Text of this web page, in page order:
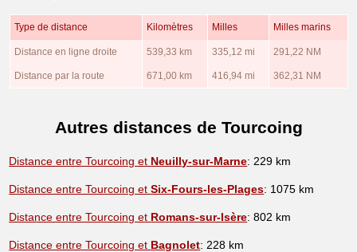
Type de distance Kilomètres Milles Milles marins
Distance en ligne droite 539,33 km 335,12 mi 291,22 NM
Distance par la route 671,00 km 416,94 mi 362,31 NM
Autres distances de Tourcoing
Distance entre Tourcoing et Neuilly-sur-Marne: 229 km
Distance entre Tourcoing etSix-Fours-les-Plages: 1075 km
Distance entre Tourcoing et Romans-sur-Isère: 802 km
Distance entre Tourcoing et Bagnolet: 228 km